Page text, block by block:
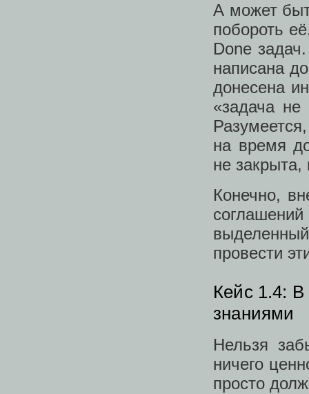
А может
побороть
Done
написана
донесена
«задача
на время
не
Конечно,
провести
Кейс 1.4: В
знаниями
Нельзя
ничего
просто